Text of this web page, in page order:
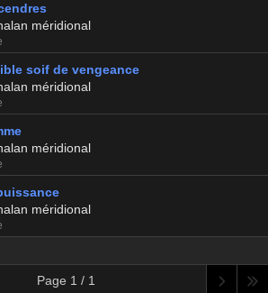
méridional
soif de vengeance
méridional
méridional
méridional
Page 1 / 1